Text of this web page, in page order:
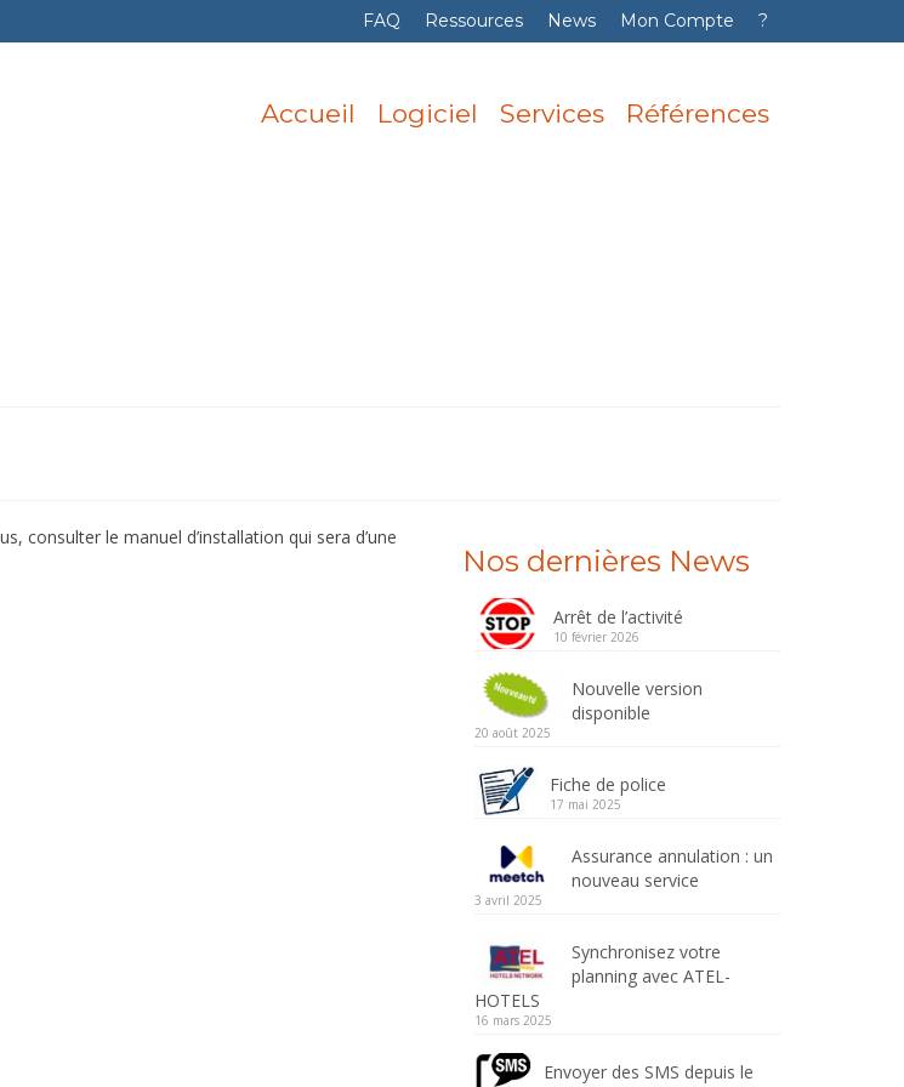
FAQ Ressources News Mon Compte ?
Accueil Logiciel Services Références
consulter le manuel d’installation qui sera d’une
Nos dernières News
Arrêt de l’activité
10 février 2026
Nouvelle version
disponible
20 août 2025
Fiche de police
17 mai 2025
Assurance annulation : un
nouveau service
3 avril 2025
Synchronisez votre
planning avec ATEL-
HOTELS
16 mars 2025
Envoyer des SMS depuis le